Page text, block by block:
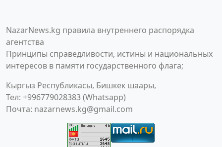
NazarNews.kg правила внутреннего распорядка
агентства
Принципы справедливости, истины и национальных
интересов в памяти государственного флага;
Кыргыз Республикасы, Бишкек шаары,
Тел: +996779028383 (Whatsapp)
Почта: nazarnews.kg@gmail.com